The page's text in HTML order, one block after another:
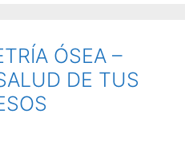
ÓSEA –
DE TUS